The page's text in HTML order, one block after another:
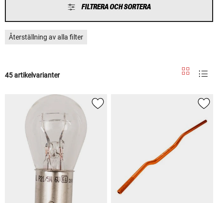
FILTRERA OCH SORTERA
Återställning av alla filter
45 artikelvarianter